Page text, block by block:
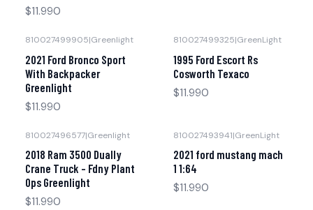
$11.990
810027499905|Greenlight
2021 Ford Bronco Sport
With Backpacker
Greenlight
$11.990
810027499325|GreenLight
1995 Ford Escort Rs
Cosworth Texaco
$11.990
810027496577|Greenlight
2018 Ram 3500 Dually
Crane Truck - Fdny Plant
Ops Greenlight
$11.990
810027493941|GreenLight
2021 ford mustang mach
1 1:64
$11.990